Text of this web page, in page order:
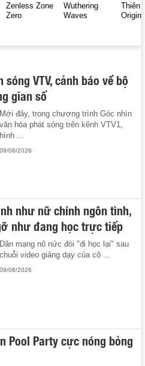
Zenless Zone
Zero
Wuthering
Waves
Thiên
Origin
VTV, cảnh báo về bộ
gian số
Mới đây, trong chương trình Góc nhìn
văn hóa phát sóng trên kênh VTV1,
hình ...
09/08/2026
như nữ chính ngôn tình,
như đang học trực tiếp
Dân mạng nô nức đòi "đi học lại" sau
chuỗi video giảng dạy của cô ...
09/08/2026
Pool Party cực nóng bỏng